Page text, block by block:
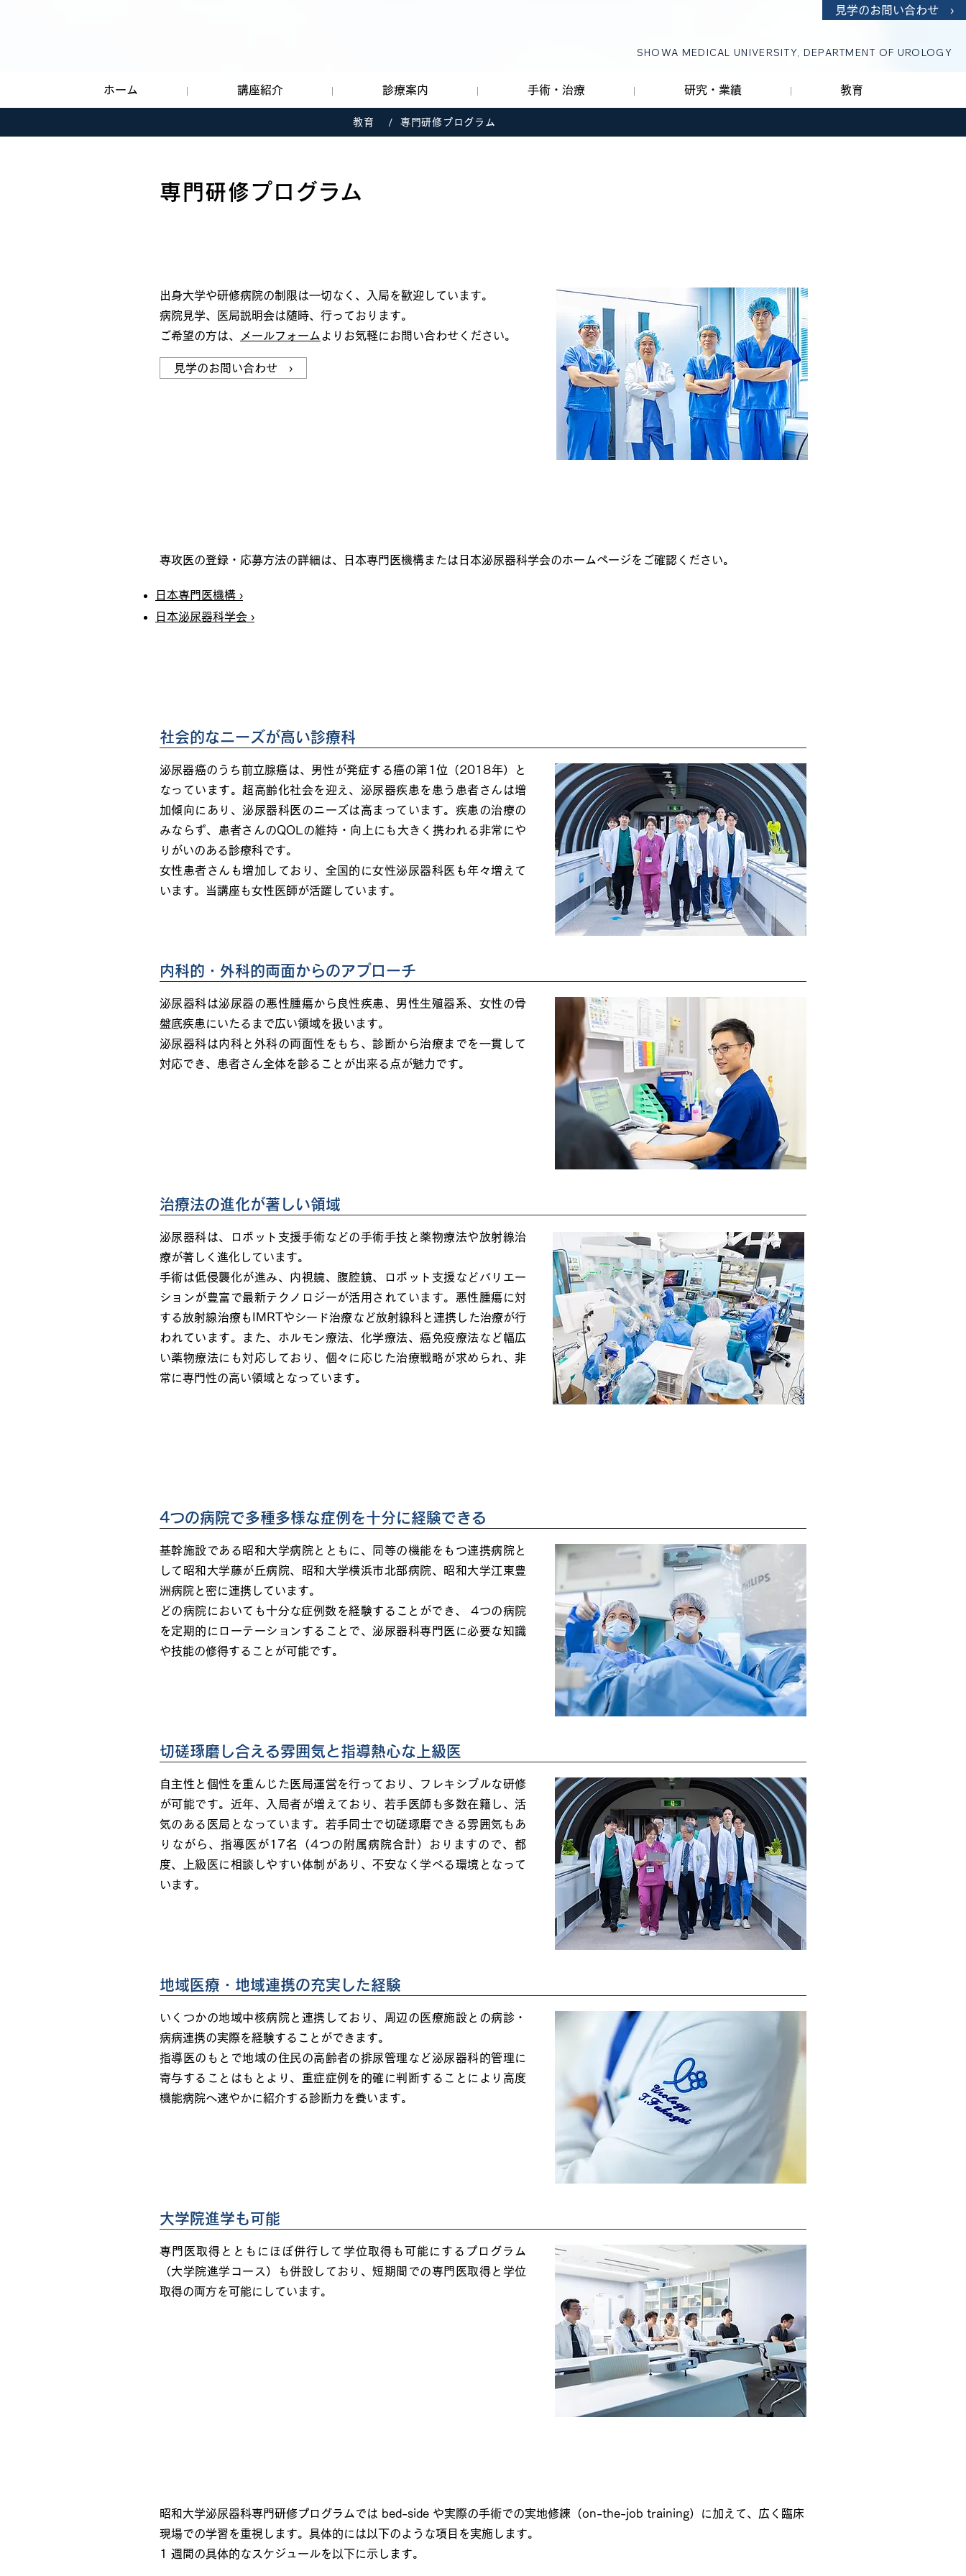
見学のお問い合わせ ›
SHOWA MEDICAL UNIVERSITY, DEPARTMENT OF UROLOGY
ホーム 講座紹介 診療案内 手術・治療 研究・業績 教育
教育 / 専門研修プログラム
専門研修プログラム
出身大学や研修病院の制限は一切なく、入局を歓迎しています。
病院見学、医局説明会は随時、行っております。
ご希望の方は、
メールフォーム よりお気軽にお問い合わせください。
見学のお問い合わせ ›
専攻医の登録・応募方法の詳細は、日本専門医機構または日本泌尿器科学会のホームページをご確認ください。
日本専門医機構 ›
日本泌尿器科学会 ›
社会的なニーズが高い診療科
泌尿器癌のうち前立腺癌は、男性が発症する癌の第1位（2018年）と
なっています。超高齢化社会を迎え、泌尿器疾患を患う患者さんは増
加傾向にあり、泌尿器科医のニーズは高まっています。疾患の治療の
みならず、患者さんのQOLの維持・向上にも大きく携われる非常にや
りがいのある診療科です。
女性患者さんも増加しており、全国的に女性泌尿器科医も年々増えて
います。当講座も女性医師が活躍しています。
内科的・外科的両面からのアプローチ
泌尿器科は泌尿器の悪性腫瘍から良性疾患、男性生殖器系、女性の骨
盤底疾患にいたるまで広い領域を扱います。
泌尿器科は内科と外科の両面性をもち、診断から治療までを一貫して
対応でき、患者さん全体を診ることが出来る点が魅力です。
治療法の進化が著しい領域
泌尿器科は、ロボット支援手術などの手術手技と薬物療法や放射線治
療が著しく進化しています。
手術は低侵襲化が進み、内視鏡、腹腔鏡、ロボット支援などバリエー
ションが豊富で最新テクノロジーが活用されています。悪性腫瘍に対
する放射線治療もIMRTやシード治療など放射線科と連携した治療が行
われています。また、ホルモン療法、化学療法、癌免疫療法など幅広
い薬物療法にも対応しており、個々に応じた治療戦略が求められ、非
常に専門性の高い領域となっています。
4つの病院で多種多様な症例を十分に経験できる
基幹施設である昭和大学病院とともに、同等の機能をもつ連携病院と
して昭和大学藤が丘病院、昭和大学横浜市北部病院、昭和大学江東豊
洲病院と密に連携しています。
どの病院においても十分な症例数を経験することができ、 4つの病院
を定期的にローテーションすることで、泌尿器科専門医に必要な知識
や技能の修得することが可能です。
切磋琢磨し合える雰囲気と指導熱心な上級医
自主性と個性を重んじた医局運営を行っており、フレキシブルな研修
が可能です。近年、入局者が増えており、若手医師も多数在籍し、活
気のある医局となっています。若手同士で切磋琢磨できる雰囲気もあ
りながら、指導医が17名（4つの附属病院合計）おりますので、都
度、上級医に相談しやすい体制があり、不安なく学べる環境となって
います。
地域医療・地域連携の充実した経験
いくつかの地域中核病院と連携しており、周辺の医療施設との病診・
病病連携の実際を経験することができます。
指導医のもとで地域の住民の高齢者の排尿管理など泌尿器科的管理に
寄与することはもとより、重症症例を的確に判断することにより高度
機能病院へ速やかに紹介する診断力を養います。
大学院進学も可能
専門医取得とともにほぼ併行して学位取得も可能にするプログラム
（大学院進学コース）も併設しており、短期間での専門医取得と学位
取得の両方を可能にしています。
昭和大学泌尿器科専門研修プログラムでは bed-side や実際の手術での実地修練（on-the-job training）に加えて、広く臨床
現場での学習を重視します。具体的には以下のような項目を実施します。
1 週間の具体的なスケジュールを以下に示します。